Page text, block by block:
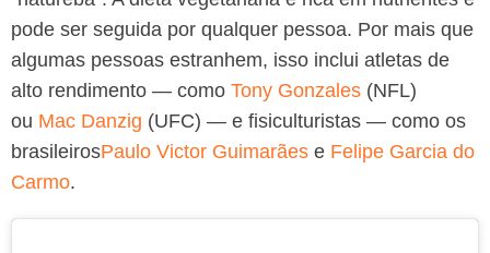
pode ser seguida por qualquer pessoa. Por mais que
algumas pessoas estranhem, isso inclui atletas de
alto rendimento — como Tony Gonzales (NFL)
ou Mac Danzig (UFC) — e fisiculturistas — como os
brasileirosPaulo Victor Guimarães e Felipe Garcia do
Carmo.